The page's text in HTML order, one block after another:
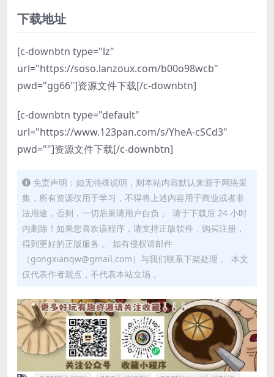
下载地址
[c-downbtn type="lz"
url="https://soso.lanzoux.com/b00o98wcb"
pwd="gg66"]资源文件下载[/c-downbtn]
[c-downbtn type="default"
url="https://www.123pan.com/s/YheA-cSCd3"
pwd=""]资源文件下载[/c-downbtn]
免责声明：如无特殊说明，则本站内容默认来源于网络采
集，所有资源仅用于学习，不得将上述内容用于商业或者非
法用途，否则，一切后果请用户自负 。 请于下载后 24 小时
内删除！如果您喜欢该程序，请支持正版软件，购买注册，
得到更好的正版服务 。 如有侵权请邮件
（gongxianqw@gmail.com）与我们联系下架处理 。 本文
仅代表作者观点，不代表本站立场 。